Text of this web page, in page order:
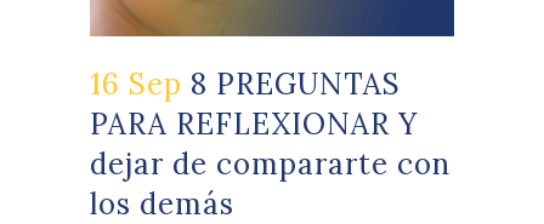
16 Sep 8 PREGUNTAS
PARA REFLEXIONAR Y
dejar de compararte con
los demás